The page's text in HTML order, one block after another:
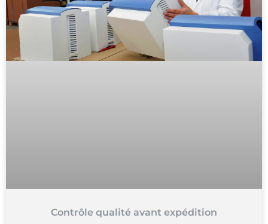
Contrôle qualité avant expédition